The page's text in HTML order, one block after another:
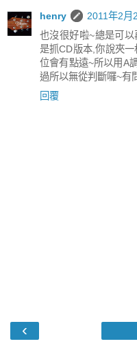
henry
2011年2月
也沒很好啦~總是可
是抓CD版本,你說夾
位會有點遠~所以用A
過所以無從判斷囉~有
回覆
‹